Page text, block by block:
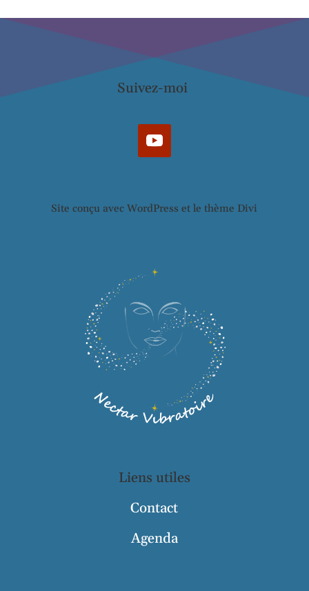
Suivez-moi
Site conçu avec WordPress et le thème Divi
Liens utiles
Contact
Agenda